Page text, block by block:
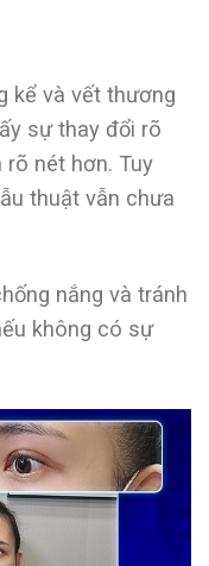
kể và vết thương
sự thay đổi rõ
nét hơn. Tuy
thuật vẫn chưa
nắng và tránh
không có sự